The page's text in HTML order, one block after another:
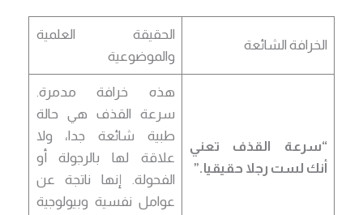
الخرافة الشائعة
الحقيقة العلمية
والموضوعية
“سرعة القذف تعني
أنك لست رجلا حقيقيا.”
هذه خرافة مدمرة.
سرعة القذف هي حالة
طبية شائعة جدا، ولا
علاقة لها بالرجولة أو
الفحولة. إنها ناتجة عن
عوامل نفسية وبيولوجية